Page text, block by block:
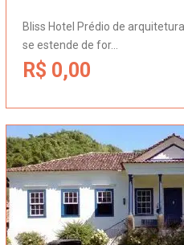
Bliss Hotel Prédio de
se estende de for...
R$ 0,00